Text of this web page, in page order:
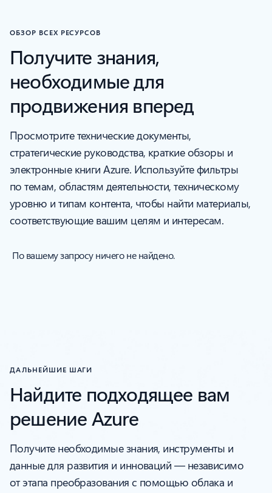
ОБЗОР ВСЕХ РЕСУРСОВ
Получите знания,
необходимые для
продвижения вперед
Просмотрите технические документы,
стратегические руководства, краткие обзоры и
электронные книги Azure. Используйте фильтры
по темам, областям деятельности, техническому
уровню и типам контента, чтобы найти материалы,
соответствующие вашим целям и интересам.
ДАЛЬНЕЙШИЕ ШАГИ
Найдите подходящее вам
решение Azure
Получите необходимые знания, инструменты и
данные для развития и инноваций — независимо
от этапа преобразования с помощью облака и